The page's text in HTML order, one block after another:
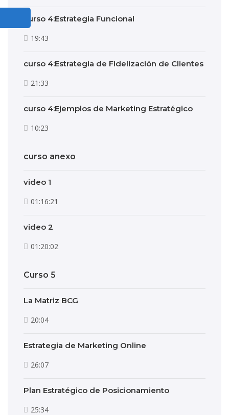
curso 4:Estrategia Funcional
19:43
curso 4:Estrategia de Fidelización de Clientes
21:33
curso 4:Ejemplos de Marketing Estratégico
10:23
curso anexo
video 1
01:16:21
video 2
01:20:02
Curso 5
La Matriz BCG
20:04
Estrategia de Marketing Online
26:07
Plan Estratégico de Posicionamiento
25:34